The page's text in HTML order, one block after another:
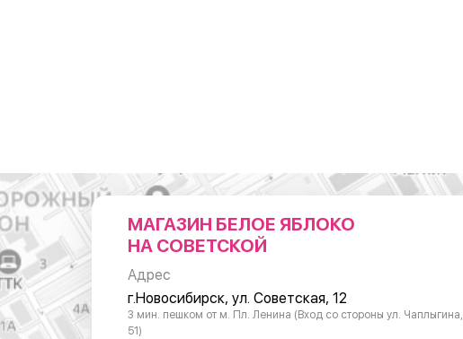
МАГАЗИН БЕЛОЕ ЯБЛОКО
НА СОВЕТСКОЙ
Адрес
г.Новосибирск, ул. Советская, 12
3 мин. пешком от м. Пл. Ленина (Вход со стороны ул. Чаплыгина,
51)